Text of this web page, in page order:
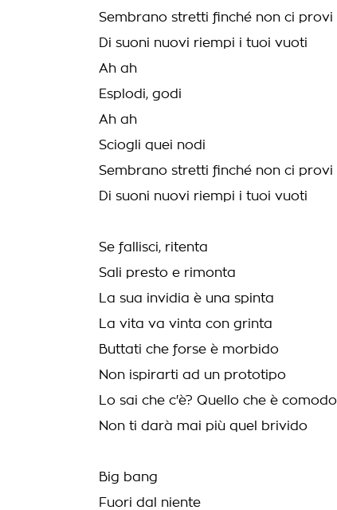
Sembrano stretti finché non ci provi
Di suoni nuovi riempi i tuoi vuoti
Ah ah
Esplodi, godi
Ah ah
Sciogli quei nodi
Sembrano stretti finché non ci provi
Di suoni nuovi riempi i tuoi vuoti
Se fallisci, ritenta
Sali presto e rimonta
La sua invidia è una spinta
La vita va vinta con grinta
Buttati che forse è morbido
Non ispirarti ad un prototipo
Lo sai che c'è? Quello che è comodo
Non ti darà mai più quel brivido
Big bang
Fuori dal niente